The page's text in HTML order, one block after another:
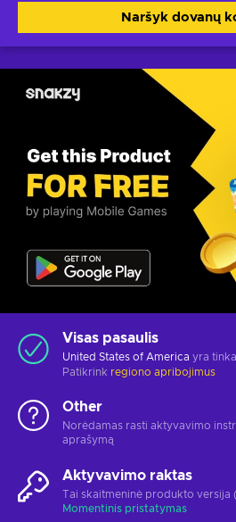
Naršyk dovanų
Visas pasaulis
United States of America yra
Patikrink regiono apribojimus
Other
Norėdamas rasti aktyvavimo
aprašymą
Aktyvavimo raktas
Tai skaitmeninė produkto versija
Momentinis pristatymas